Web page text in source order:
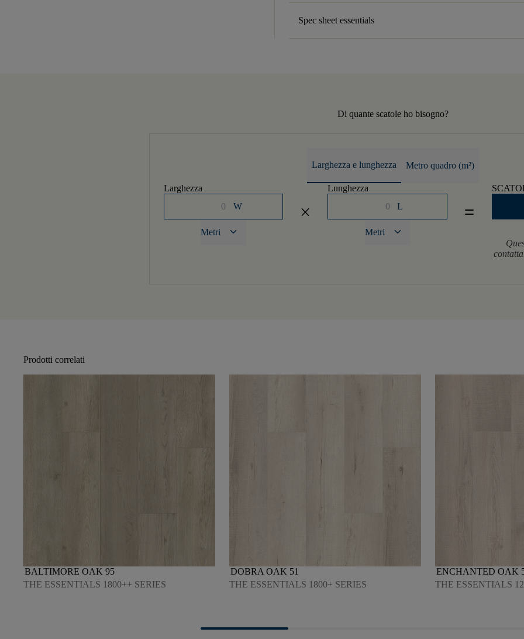
Spec sheet essentials
Di quante scatole ho bisogno?
Larghezza e lunghezza Metro quadro (m²)
Larghezza
W
Metri keyboard_arrow_down
close
Lunghezza
L
Metri keyboard_arrow_down
equal
Prodotti correlati
BALTIMORE OAK 95
THE ESSENTIALS 1800++ SERIES
DOBRA OAK 51
THE ESSENTIALS 1800+ SERIES
ENCHANTED OAK
THE ESSENTIALS